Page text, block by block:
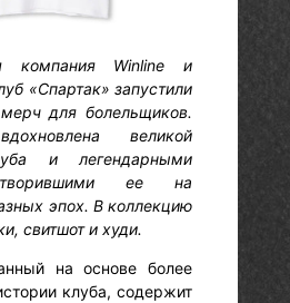
компания Winline и
«Спартак» запустили
для болельщиков.
великой
и легендарными
ее на
эпох. В коллекцию
свитшот и худи.
на основе более
клуба, содержит